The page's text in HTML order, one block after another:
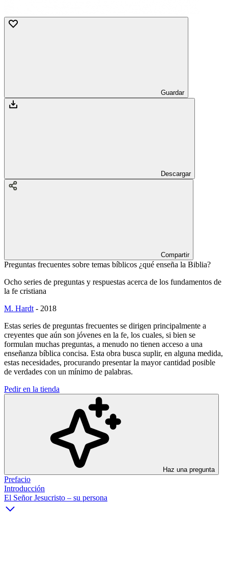
Guardar
Descargar
Compartir
Preguntas frecuentes sobre temas bíblicos ¿qué enseña la Biblia?
Ocho series de preguntas y respuestas acerca de los fundamentos de
la fe cristiana
M. Hardt - 2018
Estas series de preguntas frecuentes se dirigen principalmente a
creyentes que aún son jóvenes en la fe, los cuales, si bien se
formulan muchas preguntas, a menudo no tienen acceso a una
enseñanza bíblica concisa. Esta obra busca suplir, en alguna medida,
estas necesidades, procurando presentar la mayor cantidad posible
de verdades con un mínimo de palabras.
Pedir en la tienda
Haz una pregunta
Prefacio
Introducción
El Señor Jesucristo – su persona